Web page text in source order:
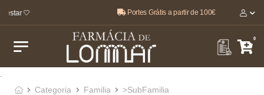
estar 🤍 Portes Grátis a partir de 100€
0
Categoria
Familia >SubFamilia